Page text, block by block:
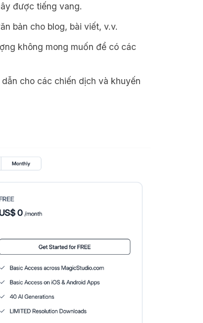
được tiếng vang.
bản cho blog, bài viết, v.v.
không mong muốn để có các
cho các chiến dịch và khuyến